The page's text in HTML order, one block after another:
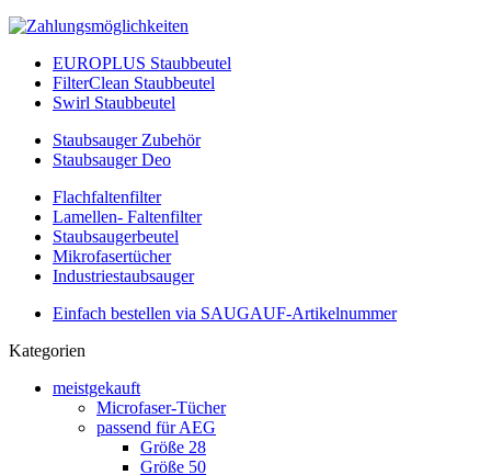
EUROPLUS Staubbeutel
FilterClean Staubbeutel
Swirl Staubbeutel
Staubsauger Zubehör
Staubsauger Deo
Flachfaltenfilter
Lamellen- Faltenfilter
Staubsaugerbeutel
Mikrofasertücher
Industriestaubsauger
Einfach bestellen via SAUGAUF-Artikelnummer
Kategorien
meistgekauft
Microfaser-Tücher
passend für AEG
Größe 28
Größe 50